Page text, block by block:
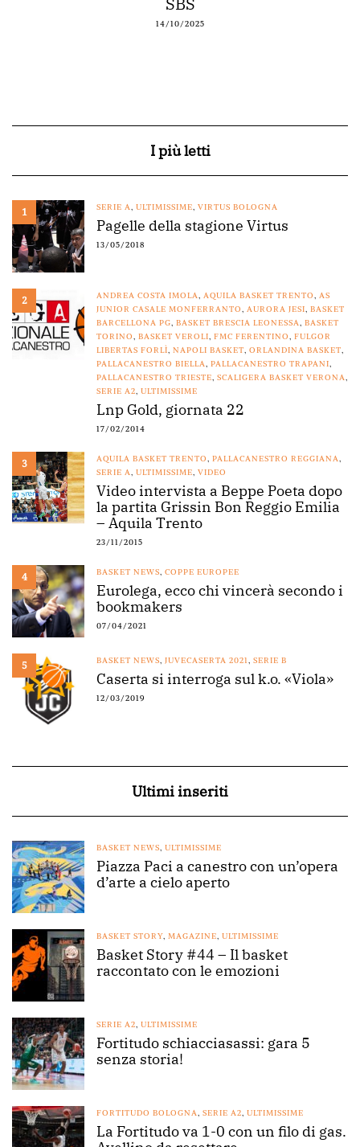
14/10/2025
I più letti
1 SERIE A, ULTIMISSIME, VIRTUS BOLOGNA
Pagelle della stagione Virtus
13/05/2018
2 ANDREA COSTA IMOLA, AQUILA BASKET TRENTO, AS
JUNIOR CASALE MONFERRANTO, AURORA JESI, BASKET
BARCELLONA PG, BASKET BRESCIA LEONESSA, BASKET
TORINO, BASKET VEROLI, FMC FERENTINO, FULGOR
LIBERTAS FORLÌ, NAPOLI BASKET, ORLANDINA BASKET,
PALLACANESTRO BIELLA, PALLACANESTRO TRAPANI,
PALLACANESTRO TRIESTE, SCALIGERA BASKET VERONA,
SERIE A2, ULTIMISSIME
Lnp Gold, giornata 22
17/02/2014
3 AQUILA BASKET TRENTO, PALLACANESTRO REGGIANA,
SERIE A, ULTIMISSIME, VIDEO
Video intervista a Beppe Poeta dopo
la partita Grissin Bon Reggio Emilia
– Aquila Trento
23/11/2015
4 BASKET NEWS, COPPE EUROPEE
Eurolega, ecco chi vincerà secondo i
bookmakers
07/04/2021
5 BASKET NEWS, JUVECASERTA 2021, SERIE B
Caserta si interroga sul k.o. «Viola»
12/03/2019
Ultimi inseriti
BASKET NEWS, ULTIMISSIME
Piazza Paci a canestro con un’opera
d’arte a cielo aperto
BASKET STORY, MAGAZINE, ULTIMISSIME
Basket Story #44 – Il basket
raccontato con le emozioni
SERIE A2, ULTIMISSIME
Fortitudo schiacciasassi: gara 5
senza storia!
FORTITUDO BOLOGNA, SERIE A2, ULTIMISSIME
La Fortitudo va 1-0 con un filo di gas.